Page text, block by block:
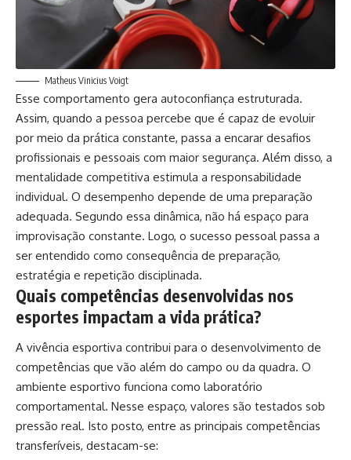
Matheus Vinicius Voigt
Esse comportamento gera autoconfiança estruturada.
Assim, quando a pessoa percebe que é capaz de evoluir
por meio da prática constante, passa a encarar desafios
profissionais e pessoais com maior segurança. Além disso, a
mentalidade competitiva estimula a responsabilidade
individual. O desempenho depende de uma preparação
adequada. Segundo essa dinâmica, não há espaço para
improvisação constante. Logo, o sucesso pessoal passa a
ser entendido como consequência de preparação,
estratégia e repetição disciplinada.
Quais competências desenvolvidas nos
esportes impactam a vida prática?
A vivência esportiva contribui para o desenvolvimento de
competências que vão além do campo ou da quadra. O
ambiente esportivo funciona como laboratório
comportamental. Nesse espaço, valores são testados sob
pressão real. Isto posto, entre as principais competências
transferíveis, destacam-se: